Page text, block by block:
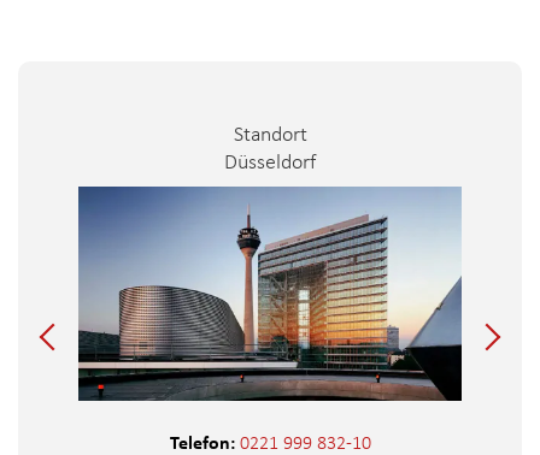
Standort
Düsseldorf
Telefon: 0221 999 832-10